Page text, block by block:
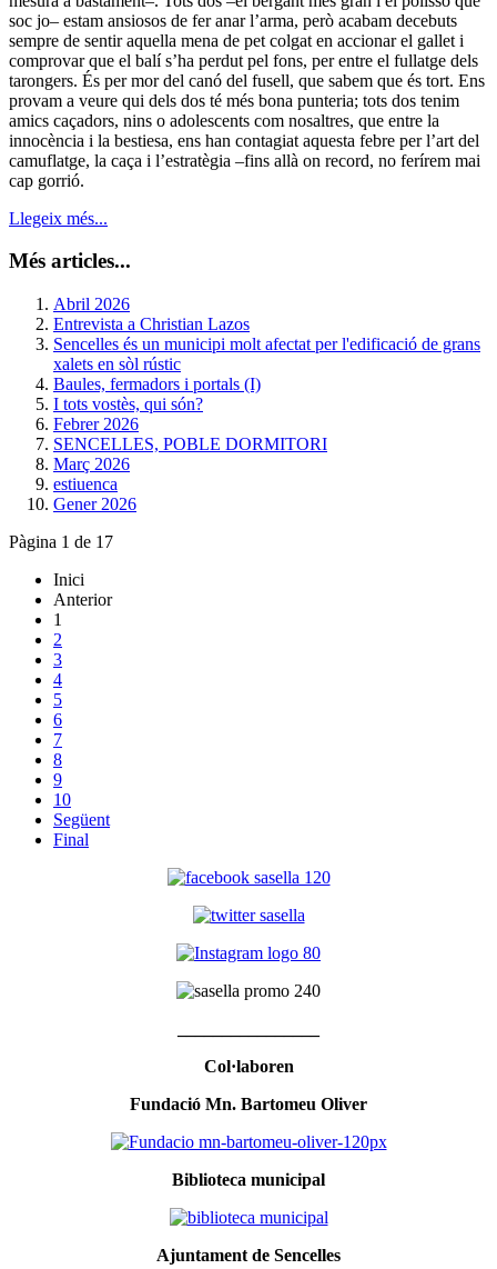
soc jo– estam ansiosos de fer anar l’arma, però acabam decebuts
sempre de sentir aquella mena de pet colgat en accionar el gallet i
comprovar que el balí s’ha perdut pel fons, per entre el fullatge dels
tarongers. És per mor del canó del fusell, que sabem que és tort. Ens
provam a veure qui dels dos té més bona punteria; tots dos tenim
amics caçadors, nins o adolescents com nosaltres, que entre la
innocència i la bestiesa, ens han contagiat aquesta febre per l’art del
camuflatge, la caça i l’estratègia –fins allà on record, no ferírem mai
cap gorrió.
Llegeix més...
Més articles...
Abril 2026
Entrevista a Christian Lazos
Sencelles és un municipi molt afectat per l'edificació de grans
xalets en sòl rústic
Baules, fermadors i portals (I)
I tots vostès, qui són?
Febrer 2026
SENCELLES, POBLE DORMITORI
Març 2026
estiuenca
Gener 2026
Pàgina 1 de 17
Inici
Anterior
1
2
3
4
5
6
7
8
9
10
Següent
Final
Col·laboren
Fundació Mn. Bartomeu Oliver
Biblioteca municipal
Ajuntament de Sencelles